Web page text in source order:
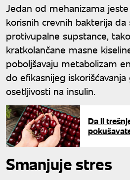
Jedan od mehanizama
korisnih crevnih bakterija da
protivupalne supstance,
kratkolančane masne
poboljšavaju metabolizam
do efikasnijeg
osetljivosti na insulin.
Da li
Smanjuje stres